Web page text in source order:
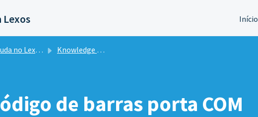
Lexos Início
no Lexos ERP Knowledge Base
de barras porta COM